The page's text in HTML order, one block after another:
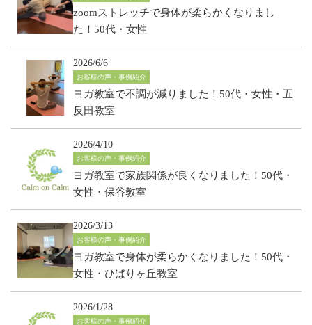
zoomストレッチで身体が柔らかくなりまし
た！50代・女性
2026/6/6
お客様の声・事例紹介
ヨガ教室で不調が減りました！50代・女性・五
反田教室
2026/4/10
お客様の声・事例紹介
ヨガ教室で家族関係が良くなりました！50代・
女性・保谷教室
2026/3/13
お客様の声・事例紹介
ヨガ教室で身体が柔らかくなりました！50代・
女性・ひばりヶ丘教室
2026/1/28
お客様の声・事例紹介